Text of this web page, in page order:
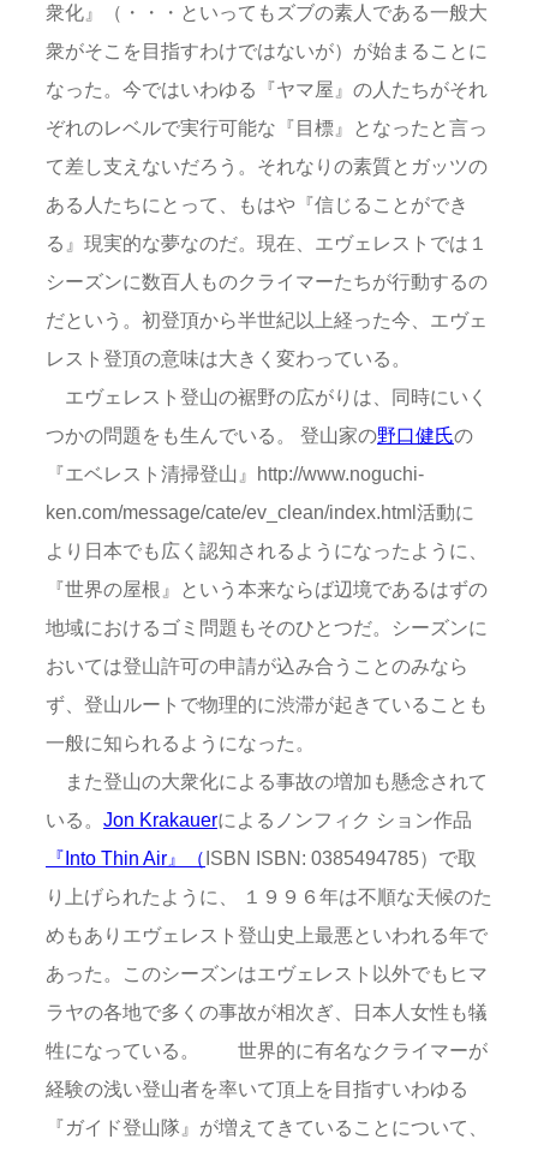
衆化』（・・・といってもズブの素人である一般大
衆がそこを目指すわけではないが）が始まることに
なった。今ではいわゆる『ヤマ屋』の人たちがそれ
ぞれのレベルで実行可能な『目標』となったと言っ
て差し支えないだろう。それなりの素質とガッツの
ある人たちにとって、もはや『信じることができ
る』現実的な夢なのだ。現在、エヴェレストでは１
シーズンに数百人ものクライマーたちが行動するの
だという。初登頂から半世紀以上経った今、エヴェ
レスト登頂の意味は大きく変わっている。
エヴェレスト登山の裾野の広がりは、同時にいく
つかの問題をも生んでいる。 登山家の野口健氏の
『エベレスト清掃登山』http://www.noguchi-
ken.com/message/cate/ev_clean/index.html活動に
より日本でも広く認知されるようになったように、
『世界の屋根』という本来ならば辺境であるはずの
地域におけるゴミ問題もそのひとつだ。シーズンに
おいては登山許可の申請が込み合うことのみなら
ず、登山ルートで物理的に渋滞が起きていることも
一般に知られるようになった。
また登山の大衆化による事故の増加も懸念されて
いる。 Jon Krakauerによるノンフィク ション作品
『Into Thin Air』（ISBN ISBN: 0385494785）で取
り上げられたように、 １９９６年は不順な天候のた
めもありエヴェレスト登山史上最悪といわれる年で
あった。このシーズンはエヴェレスト以外でもヒマ
ラヤの各地で多くの事故が相次ぎ、日本人女性も犠
牲になっている。 世界的に有名なクライマーが
経験の浅い登山者を率いて頂上を目指すいわゆる
『ガイド登山隊』が増えてきていることについて、